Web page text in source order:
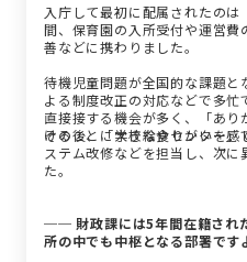
入庁して最初に配属されたの
間、保育園の入所受付や運営
善などに携わりました。
待機児童問題が全国的な課題と
よる制度改正の対応などで多
直接接する機会が多く、「あ
けることに大きなやりがいを感
その後、「学校給食センター
ステム改修などを担当し、次
た。
── 財政課には5年間在籍され
所の中でも中枢となる部署です